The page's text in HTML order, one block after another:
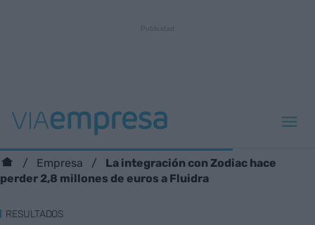
Empresa
La integración con Zodiac hace
perder 2,8 millones de euros a Fluidra
RESULTADOS